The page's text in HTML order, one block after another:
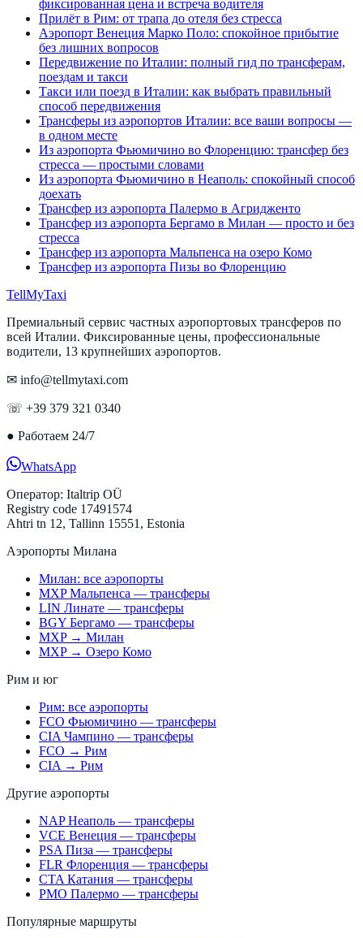
фиксированная цена и встреча водителя
Прилёт в Рим: от трапа до отеля без стресса
Аэропорт Венеция Марко Поло: спокойное прибытие
без лишних вопросов
Передвижение по Италии: полный гид по трансферам,
поездам и такси
Такси или поезд в Италии: как выбрать правильный
способ передвижения
Трансферы из аэропортов Италии: все ваши вопросы —
в одном месте
Из аэропорта Фьюмичино во Флоренцию: трансфер без
стресса — простыми словами
Из аэропорта Фьюмичино в Неаполь: спокойный способ
доехать
Трансфер из аэропорта Палермо в Агридженто
Трансфер из аэропорта Бергамо в Милан — просто и без
стресса
Трансфер из аэропорта Мальпенса на озеро Комо
Трансфер из аэропорта Пизы во Флоренцию
TellMyTaxi
Премиальный сервис частных аэропортовых трансферов по
всей Италии. Фиксированные цены, профессиональные
водители, 13 крупнейших аэропортов.
✉ info@tellmytaxi.com
☏ +39 379 321 0340
● Работаем 24/7
WhatsApp
Оператор: Italtrip OÜ
Registry code 17491574
Ahtri tn 12, Tallinn 15551, Estonia
Аэропорты Милана
Милан: все аэропорты
MXP Мальпенса — трансферы
LIN Линате — трансферы
BGY Бергамо — трансферы
MXP → Милан
MXP → Озеро Комо
Рим и юг
Рим: все аэропорты
FCO Фьюмичино — трансферы
CIA Чампино — трансферы
FCO → Рим
CIA → Рим
Другие аэропорты
NAP Неаполь — трансферы
VCE Венеция — трансферы
PSA Пиза — трансферы
FLR Флоренция — трансферы
CTA Катания — трансферы
PMO Палермо — трансферы
Популярные маршруты